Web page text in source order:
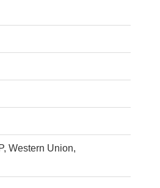
Western Union,